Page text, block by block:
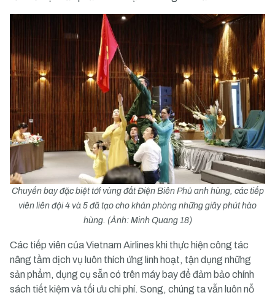
Chuyến bay đặc biệt tới vùng đất Điện Biên Phủ anh hùng, các tiếp
viên liên đội 4 và 5 đã tạo cho khán phòng những giây phút hào
hùng. (Ảnh: Minh Quang 18)
Các tiếp viên của Vietnam Airlines khi thực hiện công tác
nâng tầm dịch vụ luôn thích ứng linh hoạt, tận dụng những
sản phẩm, dụng cụ sẵn có trên máy bay để đảm bảo chính
sách tiết kiệm và tối ưu chi phí. Song, chúng ta vẫn luôn nỗ